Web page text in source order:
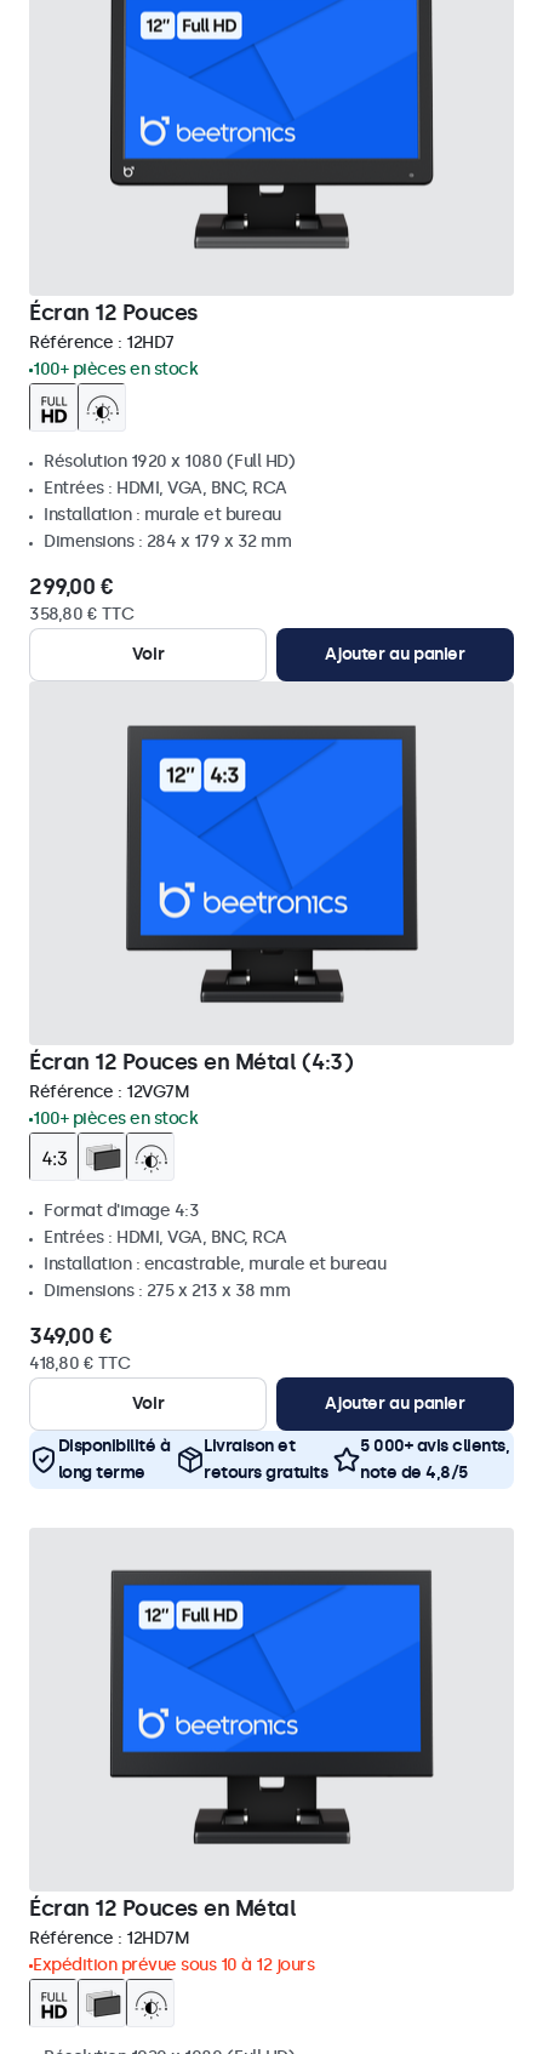
Écran 12 Pouces
Référence : 12HD7
100+ pièces en stock
Résolution 1920 x 1080 (Full HD)
Entrées : HDMI, VGA, BNC, RCA
Installation : murale et bureau
Dimensions : 284 x 179 x 32 mm
299,00 €
358,80 € TTC
Voir
Ajouter au panier
Écran 12 Pouces en Métal (4:3)
Référence : 12VG7M
100+ pièces en stock
Format d'image 4:3
Entrées : HDMI, VGA, BNC, RCA
Installation : encastrable, murale et bureau
Dimensions : 275 x 213 x 38 mm
349,00 €
418,80 € TTC
Voir
Ajouter au panier
Disponibilité à
long terme
Livraison et
retours gratuits
5 000+ avis clients,
note de 4,8/5
Écran 12 Pouces en Métal
Référence : 12HD7M
Expédition prévue sous 10 à 12 jours